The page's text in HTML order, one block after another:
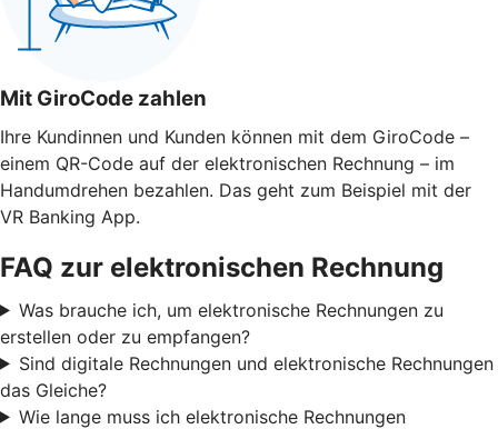
Mit GiroCode zahlen
Ihre Kundinnen und Kunden können mit dem GiroCode –
einem QR-Code auf der elektronischen Rechnung – im
Handumdrehen bezahlen. Das geht zum Beispiel mit der
VR Banking App.
FAQ zur elektronischen Rechnung
Was brauche ich, um elektronische Rechnungen zu
erstellen oder zu empfangen?
Sind digitale Rechnungen und elektronische Rechnungen
das Gleiche?
Wie lange muss ich elektronische Rechnungen